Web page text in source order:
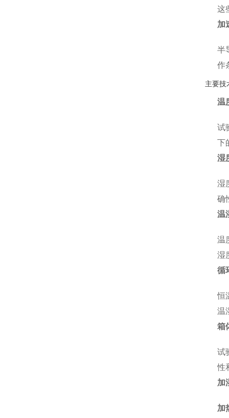
这
加
半
作
主要技
温
试
下
湿
湿
确
温
温
湿
循
恒
温
箱
试
性
加
加